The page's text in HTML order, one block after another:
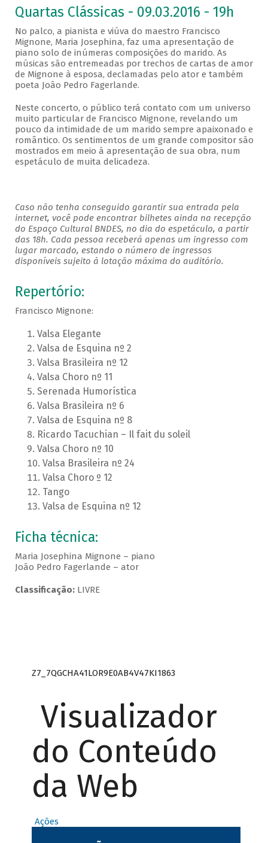
Quartas Clássicas - 09.03.2016 - 19h
No palco, a pianista e viúva do maestro Francisco
Mignone, Maria Josephina, faz uma apresentação de
piano solo de inúmeras composições do marido. As
músicas são entremeadas por trechos de cartas de amor
de Mignone à esposa, declamadas pelo ator e também
poeta João Pedro Fagerlande.
Neste concerto, o público terá contato com um universo
muito particular de Francisco Mignone, revelando um
pouco da intimidade de um marido sempre apaixonado e
romântico. Os sentimentos de um grande compositor são
mostrados em meio à apresentação de sua obra, num
espetáculo de muita delicadeza.
Caso não tenha conseguido garantir sua entrada pela
internet, você pode encontrar bilhetes ainda na recepção
do Espaço Cultural BNDES, no dia do espetáculo, a partir
das 18h. Cada pessoa receberá apenas um ingresso com
lugar marcado, estando o número de ingressos
disponíveis sujeito à lotação máxima do auditório.
Repertório:
Francisco Mignone:
Valsa Elegante
Valsa de Esquina nº 2
Valsa Brasileira nº 12
Valsa Choro nº 11
Serenada Humorística
Valsa Brasileira nº 6
Valsa de Esquina nº 8
Ricardo Tacuchian – Il fait du soleil
Valsa Choro nº 10
Valsa Brasileira nº 24
Valsa Choro º 12
Tango
Valsa de Esquina nº 12
Ficha técnica:
Maria Josephina Mignone – piano
João Pedro Fagerlande – ator
Classificação:LIVRE
Z7_7QGCHA41LOR9E0AB4V47KI1863
Visualizador
do Conteúdo
da Web
Ações